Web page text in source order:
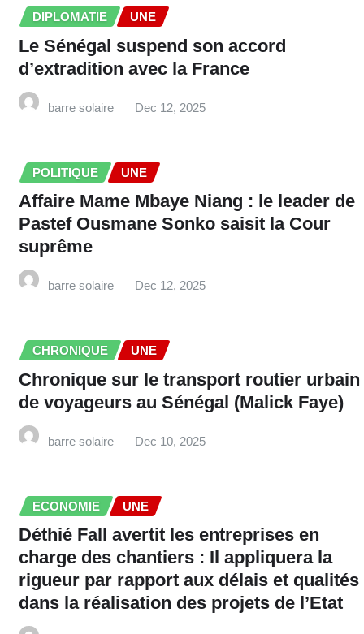
DIPLOMATIE UNE
Le Sénégal suspend son accord
d’extradition avec la France
barre solaire Dec 12, 2025
POLITIQUE UNE
Affaire Mame Mbaye Niang : le leader de
Pastef Ousmane Sonko saisit la Cour
suprême
barre solaire Dec 12, 2025
CHRONIQUE UNE
Chronique sur le transport routier urbain
de voyageurs au Sénégal (Malick Faye)
barre solaire Dec 10, 2025
ECONOMIE UNE
Déthié Fall avertit les entreprises en
charge des chantiers : Il appliquera la
rigueur par rapport aux délais et qualités
dans la réalisation des projets de l’Etat